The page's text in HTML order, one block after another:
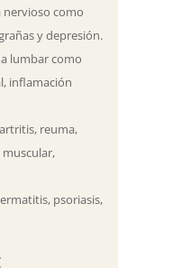
nervioso como
y depresión.
lumbar como
inflamación
reuma,
psoriasis,